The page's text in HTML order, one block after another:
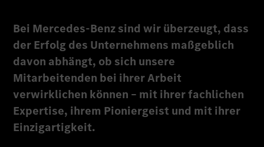
Bei Mercedes-Benz sind wir überzeugt, dass
der Erfolg des Unternehmens maßgeblich
davon abhängt, ob sich unsere
Mitarbeitenden bei ihrer Arbeit
verwirklichen können – mit ihrer fachlichen
Expertise, ihrem Pioniergeist und mit ihrer
Einzigartigkeit.